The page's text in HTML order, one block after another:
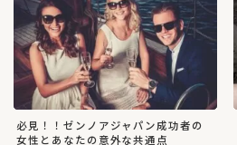
必見！！ゼンノアジャパン成功者の
女性とあなたの意外な共通点